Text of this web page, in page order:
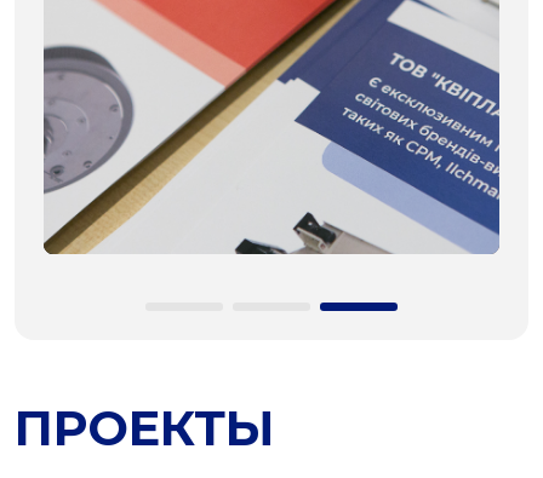
ПРОЕКТЫ